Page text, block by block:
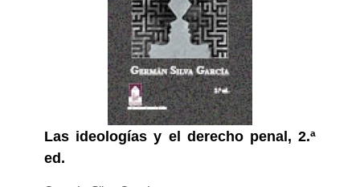
Las ideologías y el derecho penal, 2.ª
ed.